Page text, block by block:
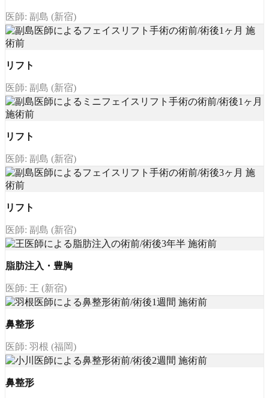
医師: 副島 (新宿)
リフト
医師: 副島 (新宿)
リフト
医師: 副島 (新宿)
リフト
医師: 副島 (新宿)
脂肪注入・豊胸
医師: 王 (新宿)
鼻整形
医師: 羽根 (福岡)
鼻整形